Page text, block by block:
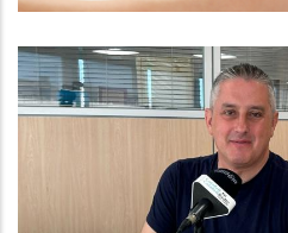
Entrevista Al
Consell
Penedès